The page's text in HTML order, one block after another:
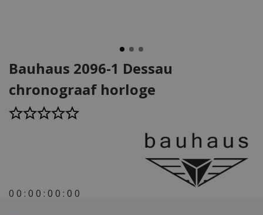
Bauhaus 2096-1 Dessau
chronograaf horloge
0 0 : 0 0 : 0 0 : 0 0